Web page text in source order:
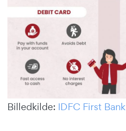
Billedkilde: IDFC First Bank